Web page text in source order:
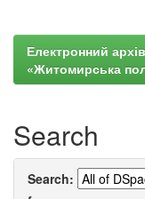
Електронний
«Житомирська
Search
Search: